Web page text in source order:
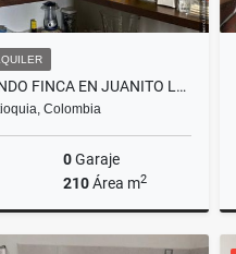
[VL] ARRIENDO FINCA EN JUANITO LAGUNA, EL RETIRO, ANT.
Colombia
0Garaje
210Área m2